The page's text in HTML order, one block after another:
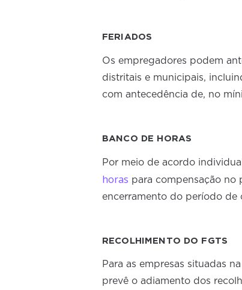
FERIADOS
Os empregadores podem
distritais e municipais,
com antecedência de, no
BANCO DE HORAS
Por meio de acordo
horas para compensação no
encerramento do período de
RECOLHIMENTO DO FGTS
Para as empresas situadas
prevê o adiamento dos